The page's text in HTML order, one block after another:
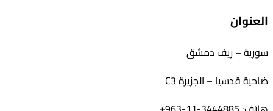
العنوان
سورية – ريف دمشق
ضاحية قدسيا – الجزيرة C3